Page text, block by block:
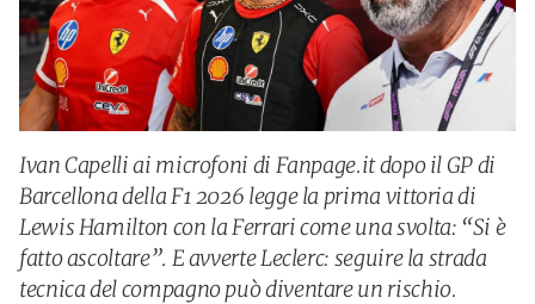
Ivan Capelli ai microfoni di Fanpage.it dopo il GP di
Barcellona della F1 2026 legge la prima vittoria di
Lewis Hamilton con la Ferrari come una svolta: “Si è
fatto ascoltare”. E avverte Leclerc: seguire la strada
tecnica del compagno può diventare un rischio.